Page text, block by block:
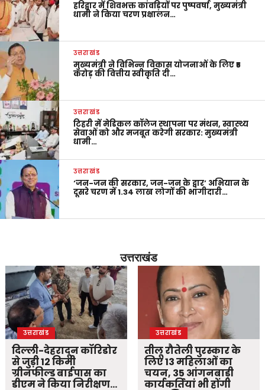
हरिद्वार में शिवभक्त कांवड़ियों पर पुष्पवर्षा, मुख्यमंत्री
धामी ने किया चरण प्रक्षालन…
उत्तराखंड
मुख्यमंत्री ने विभिन्न विकास योजनाओं के लिए ₹5
करोड़ की वित्तीय स्वीकृति दी…
उत्तराखंड
टिहरी में मेडिकल कॉलेज स्थापना पर मंथन, स्वास्थ्य
सेवाओं को और मजबूत करेगी सरकार: मुख्यमंत्री
धामी…
उत्तराखंड
‘जन-जन की सरकार, जन-जन के द्वार’ अभियान के
दूसरे चरण में 1.34 लाख लोगों की भागीदारी…
उत्तराखंड
उत्तराखंड
दिल्ली-देहरादून कॉरिडोर
से जुड़ी 12 किमी
ग्रीनफील्ड बाईपास का
डीएम ने किया निरीक्षण…
उत्तराखंड
तीलू रौतेली पुरस्कार के
लिए 13 महिलाओं का
चयन, 35 आंगनबाड़ी
कार्यकर्तियां भी होंगी